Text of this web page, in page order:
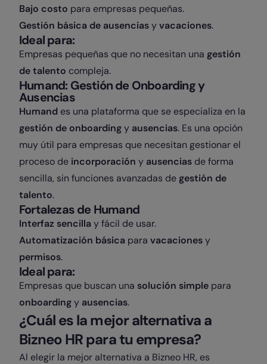
Bajo costo para empresas pequeñas.
Gestión básica de ausenciasyvacaciones.
Ideal para:
Empresas pequeñas que no necesitan una gestión
de talento compleja.
Humand: Gestión de Onboarding y
Ausencias
Humand es una plataforma que se especializa en la
gestión de onboardingy ausencias. Es una opción
muy útil para empresas que necesitan gestionar el
proceso de incorporación y ausencias de forma
sencilla, sin funciones avanzadas de gestión de
talento.
Fortalezas de Humand
Interfaz sencilla y fácil de usar.
Automatización básica para vacacionesy
permisos.
Ideal para:
Empresas que buscan una solución simple para
onboardingy ausencias.
¿Cuál es la mejor alternativa a
Bizneo HR para tu empresa?
Al elegir la mejor alternativa a Bizneo HR, es